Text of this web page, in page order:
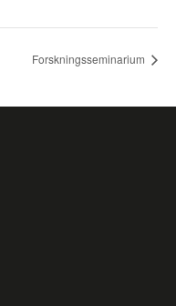
Forskningsseminarium